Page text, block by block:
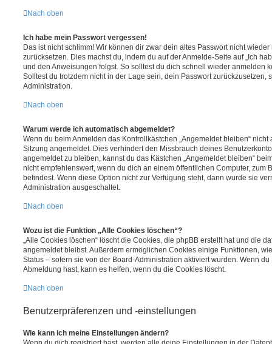
Nach oben
Ich habe mein Passwort vergessen!
Das ist nicht schlimm! Wir können dir zwar dein altes Passwort nicht
zurücksetzen. Dies machst du, indem du auf der Anmelde-Seite auf „Ich
und den Anweisungen folgst. So solltest du dich schnell wieder anmelden
Solltest du trotzdem nicht in der Lage sein, dein Passwort zurückzusetzen,
Administration.
Nach oben
Warum werde ich automatisch abgemeldet?
Wenn du beim Anmelden das Kontrollkästchen „Angemeldet bleiben“
Sitzung angemeldet. Dies verhindert den Missbrauch deines
angemeldet zu bleiben, kannst du das Kästchen „Angemeldet bleiben“
nicht empfehlenswert, wenn du dich an einem öffentlichen Computer, zum
befindest. Wenn diese Option nicht zur Verfügung steht, dann wurde sie
Administration ausgeschaltet.
Nach oben
Wozu ist die Funktion „Alle Cookies löschen“?
„Alle Cookies löschen“ löscht die Cookies, die phpBB erstellt hat und die
angemeldet bleibst. Außerdem ermöglichen Cookies einige Funktionen,
Status – sofern sie von der Board-Administration aktiviert wurden. Wenn
Abmeldung hast, kann es helfen, wenn du die Cookies löscht.
Nach oben
Benutzerpräferenzen und -einstellungen
Wie kann ich meine Einstellungen ändern?